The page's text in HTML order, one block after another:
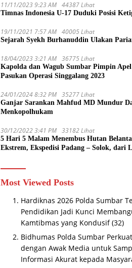
11/11/2023 9:23 AM 44387 Lihat
Timnas Indonesia U-17 Duduki Posisi
19/11/2021 7:57 AM 40005 Lihat
Sejarah Syekh Burhanuddin Ulakan
18/04/2023 3:21 AM 36775 Lihat
Kapolda dan Wagub Sumbar Pimpin
Pasukan Operasi Singgalang 2023
24/01/2024 8:32 PM 35277 Lihat
Ganjar Sarankan Mahfud MD Mundur
Menkopolhukam
30/12/2022 3:41 PM 33182 Lihat
5 Hari 5 Malam Menembus Hutan
Ekstrem, Ekspedisi Padang – Solok, dari
Most Viewed Posts
Hardiknas 2026 Polda Sumbar
Pendidikan Jadi Kunci
Kamtibmas yang Kondusif (32)
Bidhumas Polda Sumbar
dengan Awak Media untuk
Informasi Akurat kepada